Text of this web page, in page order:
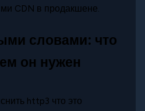
CDN в продакшене.
словами: что
он нужен
http3 что это